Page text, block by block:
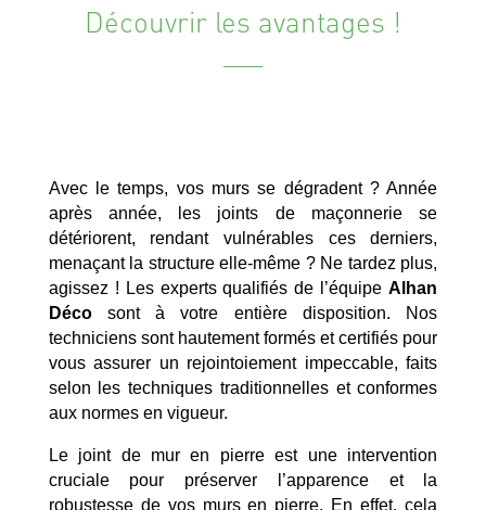
Découvrir les avantages !
Avec le temps, vos murs se dégradent ? Année
après année, les joints de maçonnerie se
détériorent, rendant vulnérables ces derniers,
menaçant la structure elle-même ? Ne tardez plus,
agissez ! Les experts qualifiés de l’équipeAlhan
Décosont à votre entière disposition. Nos
techniciens sont hautement formés et certifiés pour
vous assurer un rejointoiement impeccable, faits
selon les techniques traditionnelles et conformes
aux normes en vigueur.
Le joint de mur en pierre est une intervention
cruciale pour préserver l’apparence et la
robustesse de vos murs en pierre. En effet, cela